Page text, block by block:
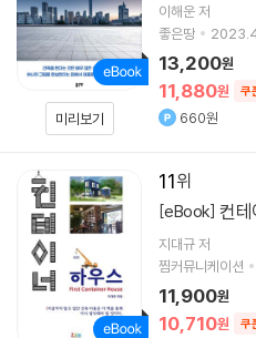
미리보기
이해운저
좋은땅
11,880원 쿠
13,200원
660원
11
[eBook] 컨테
지대규 저
찜커뮤니케이션
10,710원 쿠
11,900원